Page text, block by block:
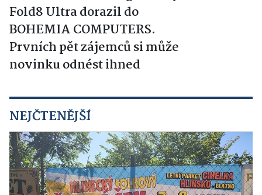
Fold8 Ultra dorazil do
BOHEMIA COMPUTERS.
Prvních pět zájemců si může
novinku odnést ihned
NEJČTENĚJŠÍ